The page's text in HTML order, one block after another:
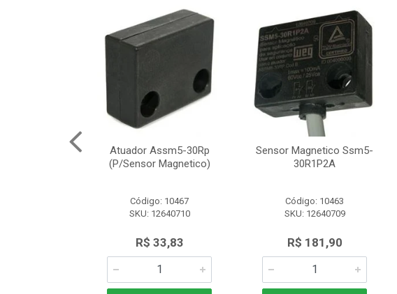
Atuador Assm5-30Rp
(P/Sensor Magnetico)
Código: 10467
SKU: 12640710
R$ 33,83
Sensor Magnetico Ssm5-
30R1P2A
Código: 10463
SKU: 12640709
R$ 181,90